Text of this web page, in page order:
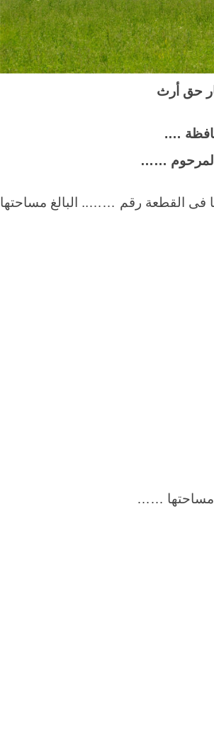
حق أرث
….
……
القطعة رقم …….. البالغ مساحتها